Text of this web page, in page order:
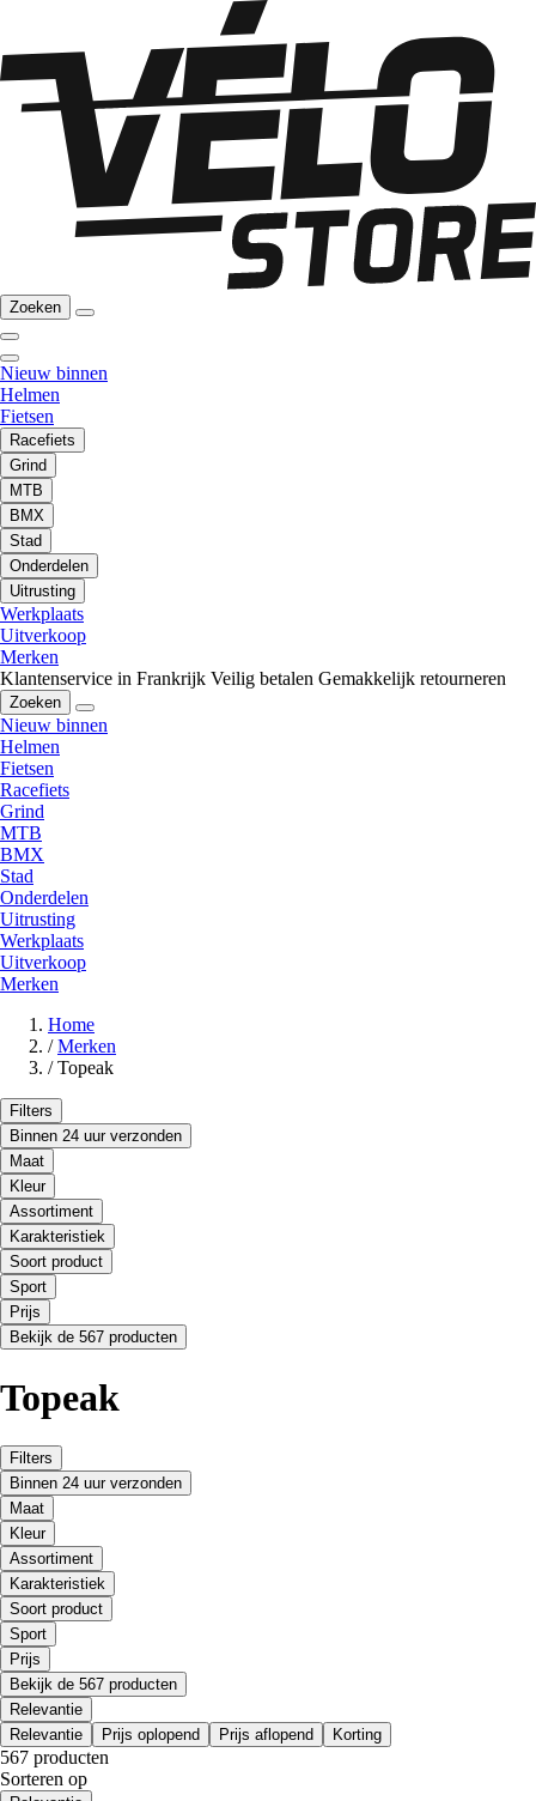
Zoeken
Nieuw binnen
Helmen
Fietsen
Racefiets
Grind
MTB
BMX
Stad
Onderdelen
Uitrusting
Werkplaats
Uitverkoop
Merken
Klantenservice in Frankrijk Veilig betalen Gemakkelijk retourneren
Zoeken
Nieuw binnen
Helmen
Fietsen
Racefiets
Grind
MTB
BMX
Stad
Onderdelen
Uitrusting
Werkplaats
Uitverkoop
Merken
Home
/ Merken
/ Topeak
Filters
Binnen 24 uur verzonden
Maat
Kleur
Assortiment
Karakteristiek
Soort product
Sport
Prijs
Bekijk de 567 producten
Topeak
Filters
Binnen 24 uur verzonden
Maat
Kleur
Assortiment
Karakteristiek
Soort product
Sport
Prijs
Bekijk de 567 producten
Relevantie
Relevantie
Prijs oplopend Prijs aflopend Korting
567 producten
Sorteren op